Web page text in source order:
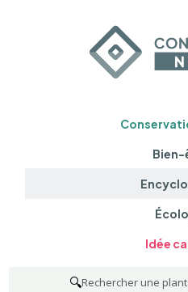
Idée
🔍Rechercher une